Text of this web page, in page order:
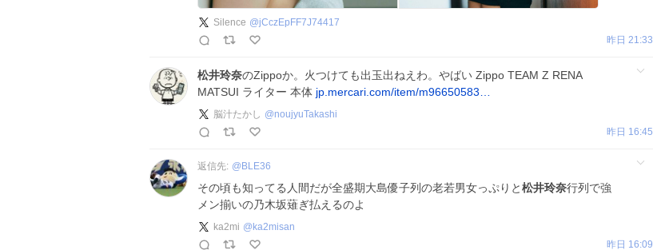
Silence @jCczEpFF7J74417
昨日 21:33
松井玲奈のZippoか。火つけても出玉出ねえわ。やばい Zippo TEAM Z RENA
MATSUI ライター 本体 jp.mercari.com/item/m96650583…
脳汁たかし @noujyuTakashi
昨日 16:45
返信先: @ BLE36
その頃も知ってる人間だが全盛期大島優子列の老若男女っぷりと松井玲奈行列で強
メン揃いの乃木坂薙ぎ払えるのよ
ka2mi @ ka2misan
昨日 16:09